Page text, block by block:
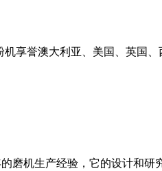
享誉澳大利亚、美国、英国
磨机生产经验，它的设计和